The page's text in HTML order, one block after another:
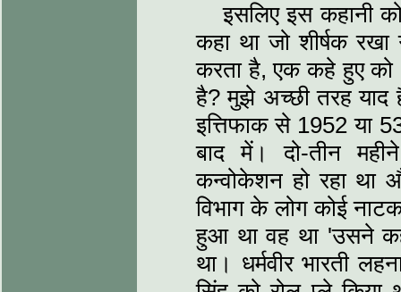
इसलिए इस कहानी
कहा था जो शीर्षक रखा
करता है, एक कहे हुए को
है? मुझे अच्‍छी तरह याद
इत्तिफाक से 1952 या
बाद में। दो-तीन
कन्‍वोकेशन हो रहा
विभाग के लोग कोई
हुआ था वह था 'उसने
था। धर्मवीर भारती